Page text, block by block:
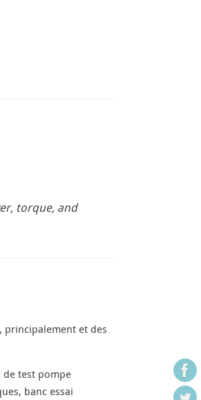
torque, and
principalement et des
test pompe
banc essai